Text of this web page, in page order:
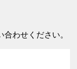
わせください。